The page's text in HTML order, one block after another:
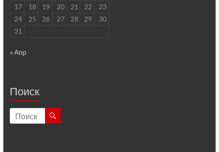
17
18 19 20 21 22
23
24
25 26 27 28 29
30
31
« Апр
Поиск